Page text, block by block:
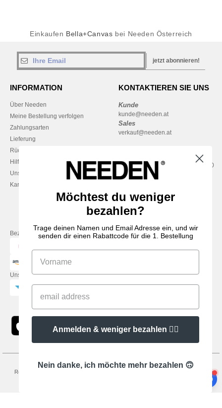
Einkaufen Bella+Canvas bei Needen Österreich
jetzt abonnieren!
INFORMATION
Über Needen
Meine Bestellung verfolgen
Zahlungsarten
Lieferung
Rückerstattungen / Rückgaben
Hilfe & FAQs
Unsere Engagements
Karriere
KONTAKTIEREN SIE UNS
Kunde
kunde@needen.at
Sales
verkauf@needen.at
Montag – Donnerstag: 10:00–13:00
& 14:00–17:30
Bezahlung mit
Unsere Paketzusteller
Rechtliche Hinweise
-
Möchtest du weniger
bezahlen?
Trage deinen Namen und Email Adresse ein, und wir
senden dir einen Rabattcode für die 1. Bestellung
Anmelden & weniger bezahlen 👍🏼
Nein danke, ich möchte mehr bezahlen 🙃